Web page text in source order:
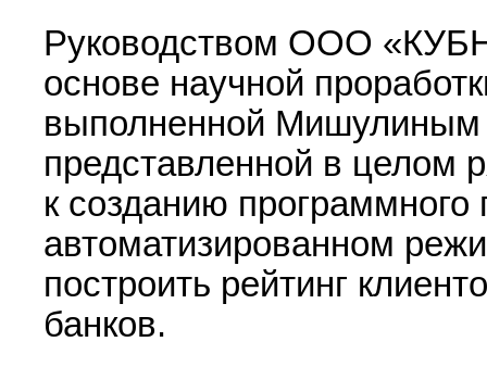
Руководством ООО
основе научной
выполненной
представленной в целом
к созданию
автоматизированном
построить рейтинг
банков.